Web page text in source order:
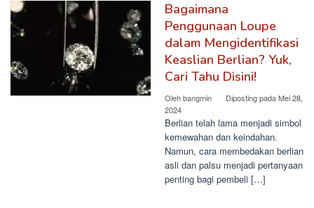
Bagaimana
Penggunaan Loupe
dalam Mengidentifikasi
Keaslian Berlian? Yuk,
Cari Tahu Disini!
Olehbangmin Diposting padaMei 28,
2024
Berlian telah lama menjadi simbol
kemewahan dan keindahan.
Namun, cara membedakan berlian
asli dan palsu menjadi pertanyaan
penting bagi pembeli […]